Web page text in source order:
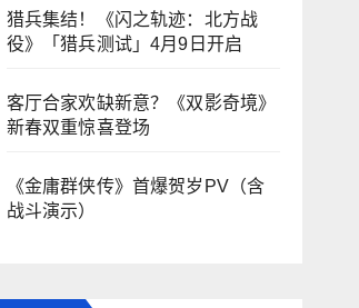
猎兵集结！《闪之轨迹：北方战
役》「猎兵测试」4月9日开启
客厅合家欢缺新意？《双影奇境》
新春双重惊喜登场
《金庸群侠传》首爆贺岁PV（含
战斗演示）